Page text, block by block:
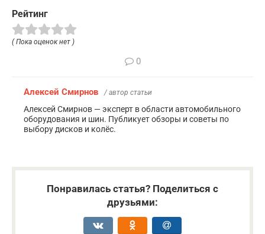
Рейтинг
( Пока оценок нет )
0
Алексей Смирнов / автор статьи
Алексей Смирнов — эксперт в области автомобильного
оборудования и шин. Публикует обзоры и советы по
выбору дисков и колёс.
Понравилась статья? Поделиться с
друзьями: